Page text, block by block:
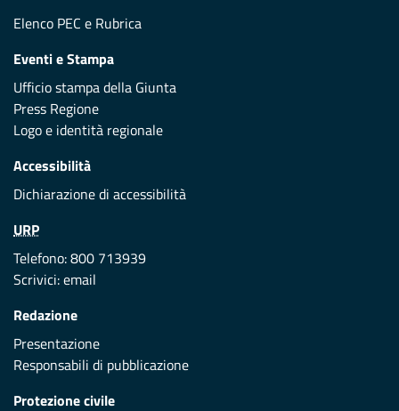
Elenco PEC e Rubrica
Eventi e Stampa
Ufficio stampa della Giunta
Press Regione
Logo e identità regionale
Accessibilità
Dichiarazione di accessibilità
URP
Telefono: 800 713939
Scrivici:email
Redazione
Presentazione
Responsabili di pubblicazione
Protezione civile